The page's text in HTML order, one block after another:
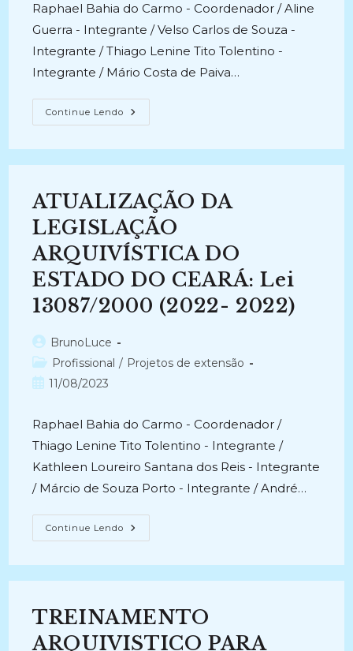
Raphael Bahia do Carmo - Coordenador / Aline
Guerra - Integrante / Velso Carlos de Souza -
Integrante / Thiago Lenine Tito Tolentino -
Integrante / Mário Costa de Paiva…
Continue Lendo PROJETO
GUIA
ARQUIVO
OLÍVIA
CALÁBRIA
(2021
–
2021)
ATUALIZAÇÃO DA
LEGISLAÇÃO
ARQUIVÍSTICA DO
ESTADO DO CEARÁ: Lei
13087/2000 (2022- 2022)
Autor
do
post:
BrunoLuce
Categoria
do
Profissional / Projetos de extensão
Post11/08/2023
Raphael Bahia do Carmo - Coordenador /
Thiago Lenine Tito Tolentino - Integrante /
Kathleen Loureiro Santana dos Reis - Integrante
/ Márcio de Souza Porto - Integrante / André…
Continue Lendo ATUALIZAÇÃO
DA
ESTADO
Lei
13087/2000
(2022-
TREINAMENTO
ARQUIVISTICO PARA